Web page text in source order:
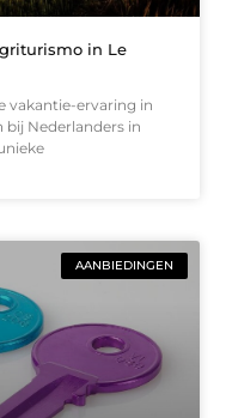
in Le
vakantie-ervaring in
bij Nederlanders in
AANBIEDINGEN